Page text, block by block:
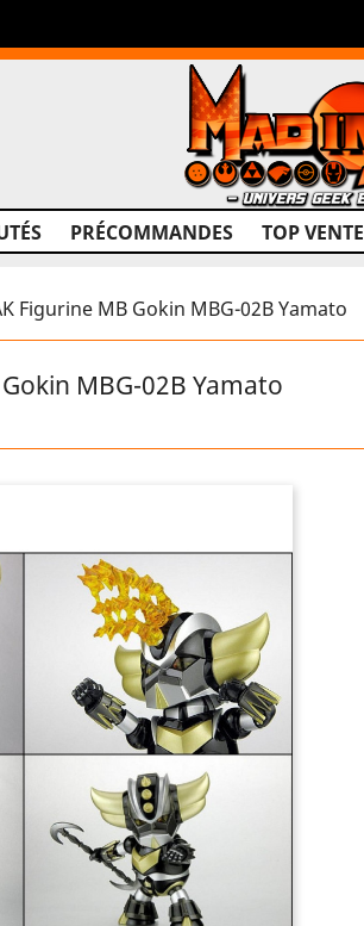
PRÉCOMMANDES TOP VENTE
Figurine MB Gokin MBG-02B Yamato
MBG-02B Yamato